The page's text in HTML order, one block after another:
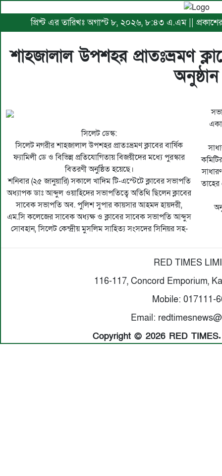
প্রিন্ট এর তারিখঃ অগাস্ট ৮, ২০২৬, ৮:৪৩ এ.এম ||
শাহজালাল উপশহর প্রাতঃভ্রমণ
অনুষ্ঠান
সিলেট ডেস্ক:
সিলেট নগরীর শাহজালাল উপশহর প্রাতঃভ্রমণ ক্লাবের বার্ষিক
ফ্যামিলী ডে ও বিভিন্ন প্রতিযোগিতায় বিজয়ীদের মধ্যে পুরস্কার
বিতরণী অনুষ্ঠিত হয়েছে।
শনিবার (২৫ জানুয়ারি) সকালে খাদিম টি-এস্টেটে ক্লাবের সভাপতি
অধ্যাপক ডাঃ আব্দুল ওয়াহিদের সভাপতিত্বে অতিথি ছিলেন ক্লাবের
সাবেক সভাপতি অব. পুলিশ সুপার কায়সার আহমদ হায়দরী,
এম.সি কলেজের সাবেক অধ্যক্ষ ও ক্লাবের সাবেক সভাপতি আব্দুস
সোবহান, সিলেট কেন্দ্রীয় মুসলিম সাহিত্য সংসদের সিনিয়র সহ-
RED TIMES
116-117, Concord Emporium,
Mobile: 017111-
Email:
Copyright © 2026 RED